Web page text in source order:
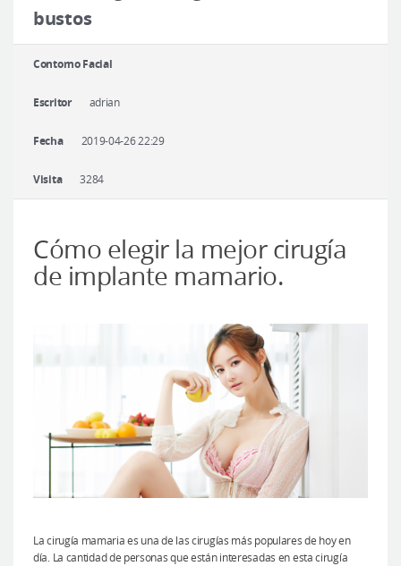
Cirugía plástica segura
Consulta en línea
bustos
Contorno Facial
Escritor adrian
Fecha 2019-04-26 22:29
Visita 3284
Cómo elegir la mejor cirugía
de implante mamario.
La cirugía mamaria es una de las cirugías más populares de hoy en
día. La cantidad de personas que están interesadas en esta cirugía